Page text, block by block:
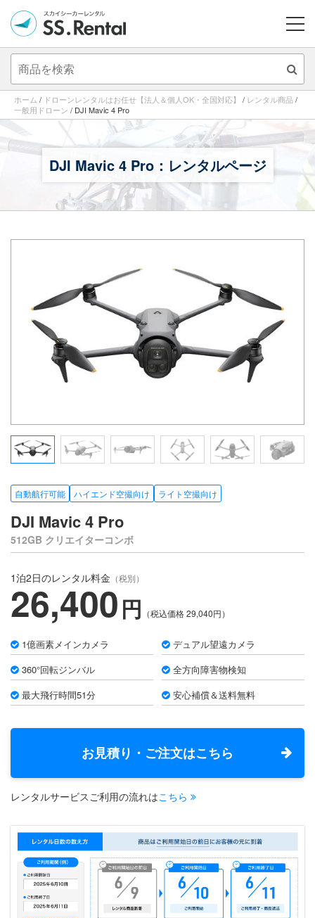
ホーム / ドローンレンタルはお任せ【法人＆個人OK・全国対応】 / レンタル商品 /
一般用ドローン / DJI Mavic 4 Pro
DJI Mavic 4 Pro：レンタルページ
自動航行可能 ハイエンド空撮向け ライト空撮向け
DJI Mavic 4 Pro
512GB クリエイターコンボ
1泊2日のレンタル料金 （税別）
26,400円 （税込価格29,040円）
1億画素メインカメラ
デュアル望遠カメラ
360°回転ジンバル
全方向障害物検知
最大飛行時間51分
安心補償＆送料無料
お見積り・ご注文はこちら
レンタルサービスご利用の流れはこちら